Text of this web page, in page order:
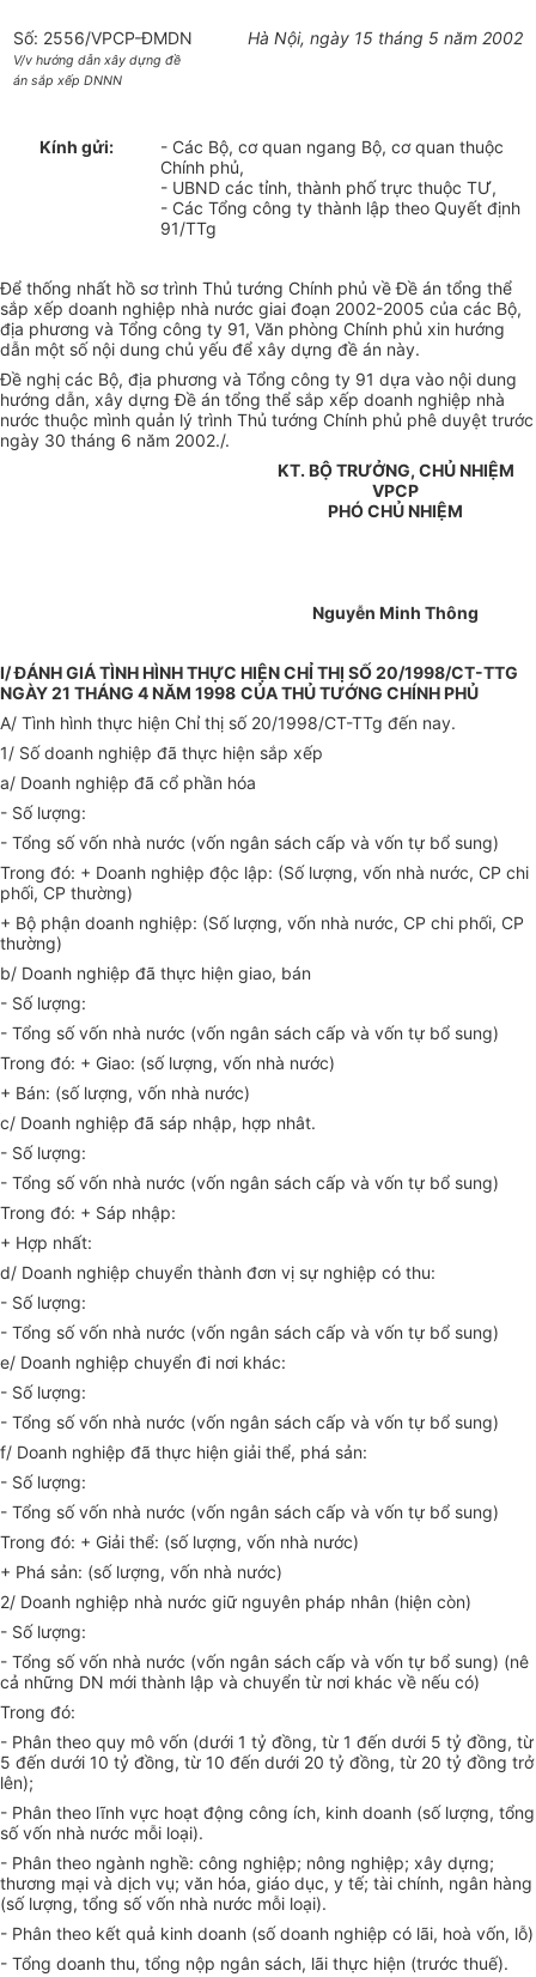
Số: 2556/VPCP-ĐMDN
V/v hướng dẫn xây dựng đề
án sắp xếp DNNN
Hà Nội, ngày 15 tháng 5 năm 2002
Kính gửi:
- Các Bộ, cơ quan ngang Bộ, cơ quan thuộc
Chính phủ,
- UBND các tỉnh, thành phố trực thuộc TƯ,
- Các Tổng công ty thành lập theo Quyết định
91/TTg
Để thống nhất hồ sơ trình Thủ tướng Chính phủ về Đề án tổng thể
sắp xếp doanh nghiệp nhà nước giai đoạn 2002-2005 của các Bộ,
địa phương và Tổng công ty 91, Văn phòng Chính phủ xin hướng
dẫn một số nội dung chủ yếu để xây dựng đề án này.
Đề nghị các Bộ, địa phương và Tổng công ty 91 dựa vào nội dung
hướng dẫn, xây dựng Đề án tổng thể sắp xếp doanh nghiệp nhà
nước thuộc mình quản lý trình Thủ tướng Chính phủ phê duyệt trước
ngày 30 tháng 6 năm 2002./.
KT. BỘ TRƯỞNG, CHỦ NHIỆM
VPCP
PHÓ CHỦ NHIỆM
Nguyễn Minh Thông
I/ ĐÁNH GIÁ TÌNH HÌNH THỰC HIỆN CHỈ THỊ SỐ 20/1998/CT-TTG
NGÀY 21 THÁNG 4 NĂM 1998 CỦA THỦ TƯỚNG CHÍNH PHỦ
A/ Tình hình thực hiện Chỉ thị số 20/1998/CT-TTg đến nay.
1/ Số doanh nghiệp đã thực hiện sắp xếp
a/ Doanh nghiệp đã cổ phần hóa
- Số lượng:
- Tổng số vốn nhà nước (vốn ngân sách cấp và vốn tự bổ sung)
Trong đó: + Doanh nghiệp độc lập: (Số lượng, vốn nhà nước, CP chi
phối, CP thường)
+ Bộ phận doanh nghiệp: (Số lượng, vốn nhà nước, CP chi phối, CP
thường)
b/ Doanh nghiệp đã thực hiện giao, bán
- Số lượng:
- Tổng số vốn nhà nước (vốn ngân sách cấp và vốn tự bổ sung)
Trong đó: + Giao: (số lượng, vốn nhà nước)
+ Bán: (số lượng, vốn nhà nước)
c/ Doanh nghiệp đã sáp nhập, hợp nhât.
- Số lượng:
- Tổng số vốn nhà nước (vốn ngân sách cấp và vốn tự bổ sung)
Trong đó: + Sáp nhập:
+ Hợp nhất:
d/ Doanh nghiệp chuyển thành đơn vị sự nghiệp có thu:
- Số lượng:
- Tổng số vốn nhà nước (vốn ngân sách cấp và vốn tự bổ sung)
e/ Doanh nghiệp chuyển đi nơi khác:
- Số lượng:
- Tổng số vốn nhà nước (vốn ngân sách cấp và vốn tự bổ sung)
f/ Doanh nghiệp đã thực hiện giải thể, phá sản:
- Số lượng:
- Tổng số vốn nhà nước (vốn ngân sách cấp và vốn tự bổ sung)
Trong đó: + Giải thể: (số lượng, vốn nhà nước)
+ Phá sản: (số lượng, vốn nhà nước)
2/ Doanh nghiệp nhà nước giữ nguyên pháp nhân (hiện còn)
- Số lượng:
- Tổng số vốn nhà nước (vốn ngân sách cấp và vốn tự bổ sung) (nê
cả những DN mới thành lập và chuyển từ nơi khác về nếu có)
Trong đó:
- Phân theo quy mô vốn (dưới 1 tỷ đồng, từ 1 đến dưới 5 tỷ đồng, từ
5 đến dưới 10 tỷ đồng, từ 10 đến dưới 20 tỷ đồng, từ 20 tỷ đồng trở
lên);
- Phân theo lĩnh vực hoạt động công ích, kinh doanh (số lượng, tổng
số vốn nhà nước mỗi loại).
- Phân theo ngành nghề: công nghiệp; nông nghiệp; xây dựng;
thương mại và dịch vụ; văn hóa, giáo dục, y tế; tài chính, ngân hàng
(số lượng, tổng số vốn nhà nước mỗi loại).
- Phân theo kết quả kinh doanh (số doanh nghiệp có lãi, hoà vốn, lỗ)
- Tổng doanh thu, tổng nộp ngân sách, lãi thực hiện (trước thuế).